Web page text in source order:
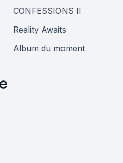
CONFESSIONS II
Reality Awaits
Album du moment